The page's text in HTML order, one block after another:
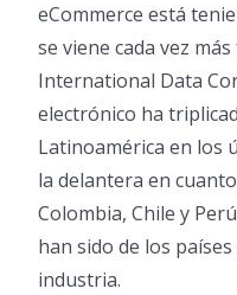
eCommerce está
se viene cada vez
International Data
electrónico ha
Latinoamérica en los
la delantera en
Colombia, Chile y
han sido de los
industria.